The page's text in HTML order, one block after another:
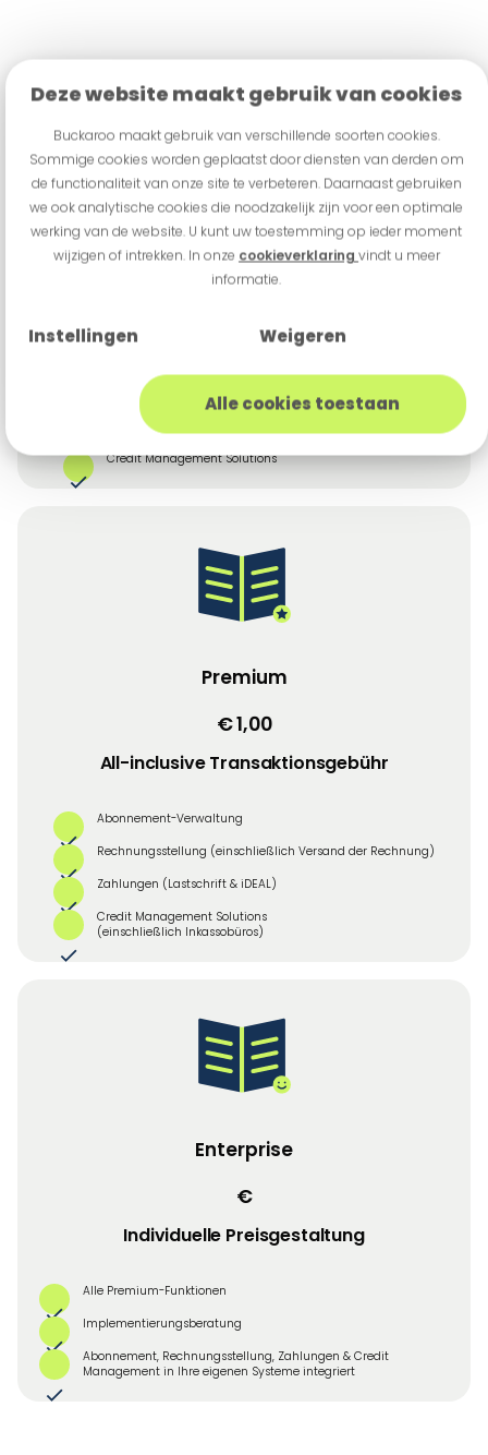
Deze website maakt gebruik van cookies
Buckaroo maakt gebruik van verschillende soorten cookies.
Sommige cookies worden geplaatst door diensten van derden om
de functionaliteit van onze site te verbeteren. Daarnaast gebruiken
we ook analytische cookies die noodzakelijk zijn voor een optimale
werking van de website. U kunt uw toestemming op ieder moment
wijzigen of intrekken. In onze cookieverklaring vindt u meer
informatie.
Instellingen Weigeren
Alle cookies toestaan
Standard
€ 0,75
All-inclusive Transaktionsgebühr
Rechnungsstellung (einschließlich Zahlungsauslösung)
Zahlungen (Lastschrift & iDEAL)
Credit Management Solutions
Premium
€ 1,00
All-inclusive Transaktionsgebühr
Abonnement-Verwaltung
Rechnungsstellung (einschließlich Versand der Rechnung)
Zahlungen (Lastschrift & iDEAL)
Credit Management Solutions
(einschließlich Inkassobüros)
Enterprise
€
Individuelle Preisgestaltung
Alle Premium-Funktionen
Implementierungsberatung
Abonnement, Rechnungsstellung, Zahlungen & Credit
Management in Ihre eigenen Systeme integriert